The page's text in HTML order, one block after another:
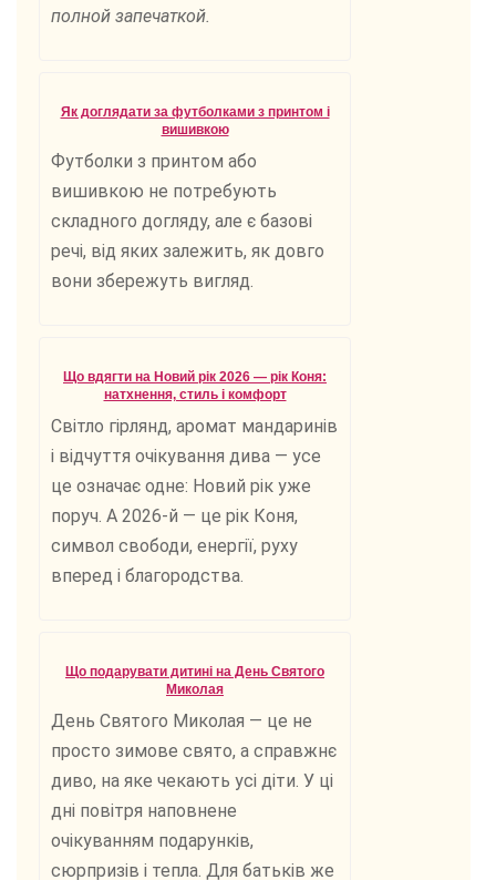
полной запечаткой.
Як доглядати за футболками з принтом і
вишивкою
Футболки з принтом або
вишивкою не потребують
складного догляду, але є базові
речі, від яких залежить, як довго
вони збережуть вигляд.
Що вдягти на Новий рік 2026 — рік Коня:
натхнення, стиль і комфорт
Світло гірлянд, аромат мандаринів
і відчуття очікування дива — усе
це означає одне: Новий рік уже
поруч. А 2026-й — це рік Коня,
символ свободи, енергії, руху
вперед і благородства.
Що подарувати дитині на День Святого
Миколая
День Святого Миколая — це не
просто зимове свято, а справжнє
диво, на яке чекають усі діти. У ці
дні повітря наповнене
очікуванням подарунків,
сюрпризів і тепла. Для батьків же